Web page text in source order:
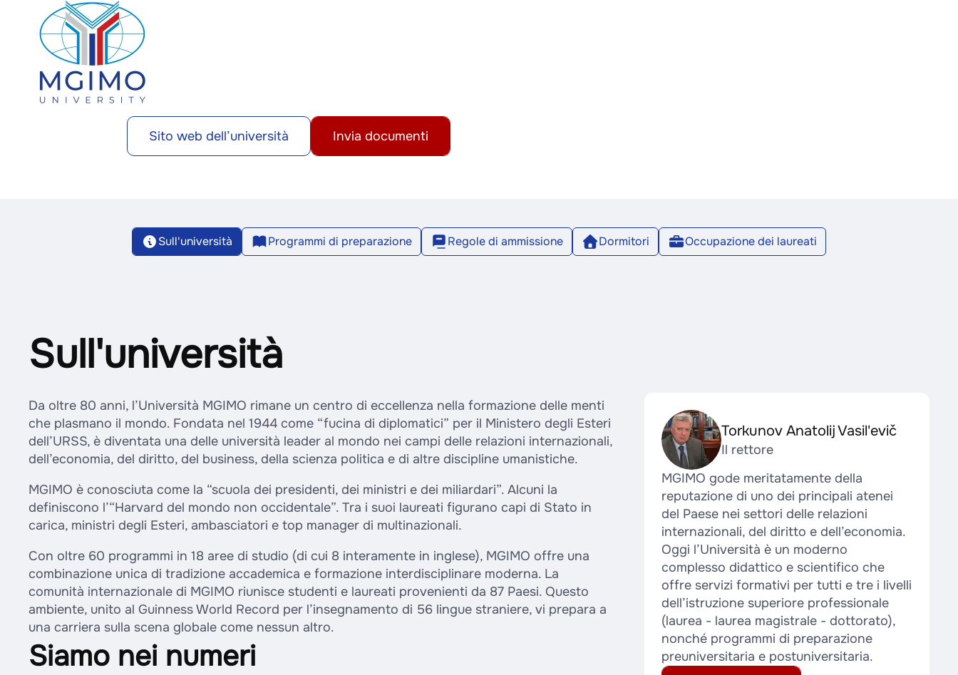
Sito web dell’università Invia documenti
Sull'università Programmi di preparazione Regole di ammissione Dormitori Occupazione dei laureati
Torkunov Anatolij Vasil'evič
Il rettore
MGIMO gode meritatamente della
reputazione di uno dei principali atenei
del Paese nei settori delle relazioni
internazionali, del diritto e dell’economia.
Oggi l’Università è un moderno
complesso didattico e scientifico che
offre servizi formativi per tutti e tre i livelli
dell’istruzione superiore professionale
(laurea - laurea magistrale - dottorato),
nonché programmi di preparazione
preuniversitaria e postuniversitaria.
Sull'università
Da oltre 80 anni, l’Università MGIMO rimane un centro di eccellenza nella formazione delle menti
che plasmano il mondo. Fondata nel 1944 come “fucina di diplomatici” per il Ministero degli Esteri
dell’URSS, è diventata una delle università leader al mondo nei campi delle relazioni internazionali,
dell’economia, del diritto, del business, della scienza politica e di altre discipline umanistiche.
MGIMO è conosciuta come la “scuola dei presidenti, dei ministri e dei miliardari”. Alcuni la
definiscono l’“Harvard del mondo non occidentale”. Tra i suoi laureati figurano capi di Stato in
carica, ministri degli Esteri, ambasciatori e top manager di multinazionali.
Con oltre 60 programmi in 18 aree di studio (di cui 8 interamente in inglese), MGIMO offre una
combinazione unica di tradizione accademica e formazione interdisciplinare moderna. La
comunità internazionale di MGIMO riunisce studenti e laureati provenienti da 87 Paesi. Questo
ambiente, unito al Guinness World Record per l’insegnamento di 56 lingue straniere, vi prepara a
una carriera sulla scena globale come nessun altro.
Siamo nei numeri